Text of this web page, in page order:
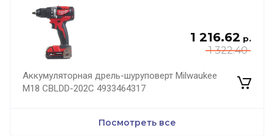
1 322.40
1 216.62 р.
Аккумуляторная дрель-шуруповерт Milwaukee
M18 CBLDD-202C 4933464317
Посмотреть все